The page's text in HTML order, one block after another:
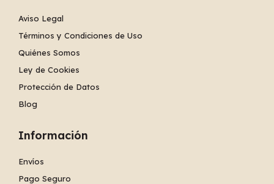
Aviso Legal
Términos y Condiciones de Uso
Quiénes Somos
Ley de Cookies
Protección de Datos
Blog
Información
Envíos
Pago Seguro